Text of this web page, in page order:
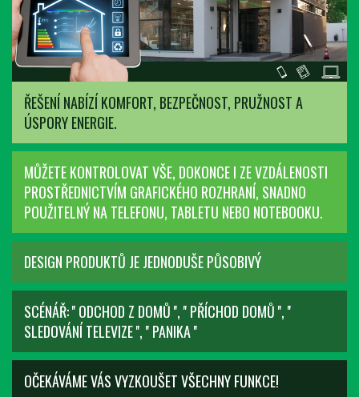
ŘEŠENÍ NABÍZÍ KOMFORT, BEZPEČNOST, PRUŽNOST A
ÚSPORY ENERGIE.
MŮŽETE KONTROLOVAT VŠE, DOKONCE I ZE VZDÁLENOSTI
PROSTŘEDNICTVÍM GRAFICKÉHO ROZHRANÍ, SNADNO
POUŽITELNÝ NA TELEFONU, TABLETU NEBO NOTEBOOKU.
DESIGN PRODUKTŮ JE JEDNODUŠE PŮSOBIVÝ
SCÉNÁŘ: '' ODCHOD Z DOMŮ '', '' PŘÍCHOD DOMŮ '', ''
SLEDOVÁNÍ TELEVIZE '', '' PANIKA ''
OČEKÁVÁME VÁS VYZKOUŠET VŠECHNY FUNKCE!